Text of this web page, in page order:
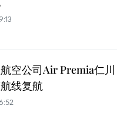
空公司Air Premia仁川
线复航